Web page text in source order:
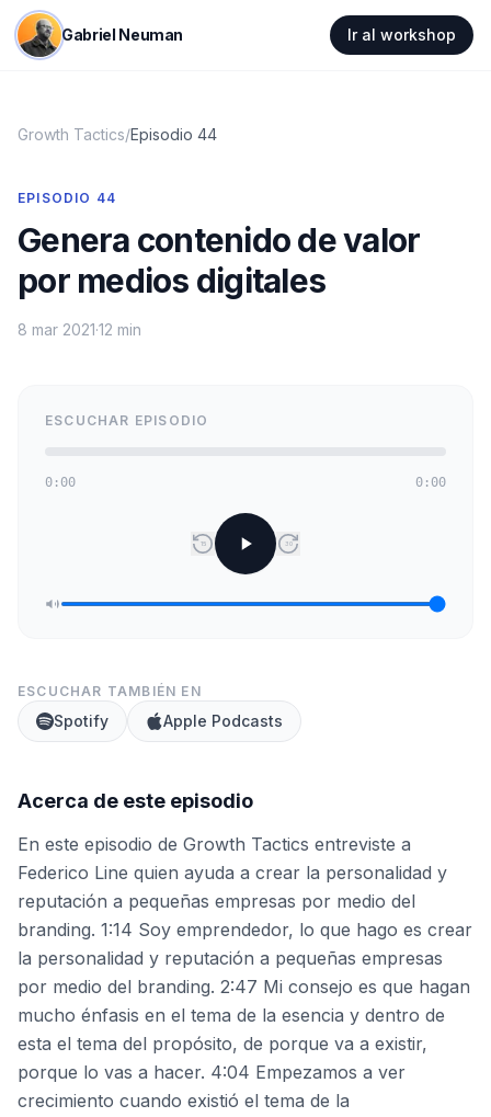
Gabriel Neuman Ir al workshop
Growth Tactics/Episodio 44
EPISODIO 44
Genera contenido de valor
por medios digitales
8 mar 2021·12 min
ESCUCHAR EPISODIO
0:00 0:00
15 30
ESCUCHAR TAMBIÉN EN
Spotify Apple Podcasts
Acerca de este episodio
En este episodio de Growth Tactics entreviste a
Federico Line quien ayuda a crear la personalidad y
reputación a pequeñas empresas por medio del
branding. 1:14 Soy emprendedor, lo que hago es crear
la personalidad y reputación a pequeñas empresas
por medio del branding. 2:47 Mi consejo es que hagan
mucho énfasis en el tema de la esencia y dentro de
esta el tema del propósito, de porque va a existir,
porque lo vas a hacer. 4:04 Empezamos a ver
crecimiento cuando existió el tema de la